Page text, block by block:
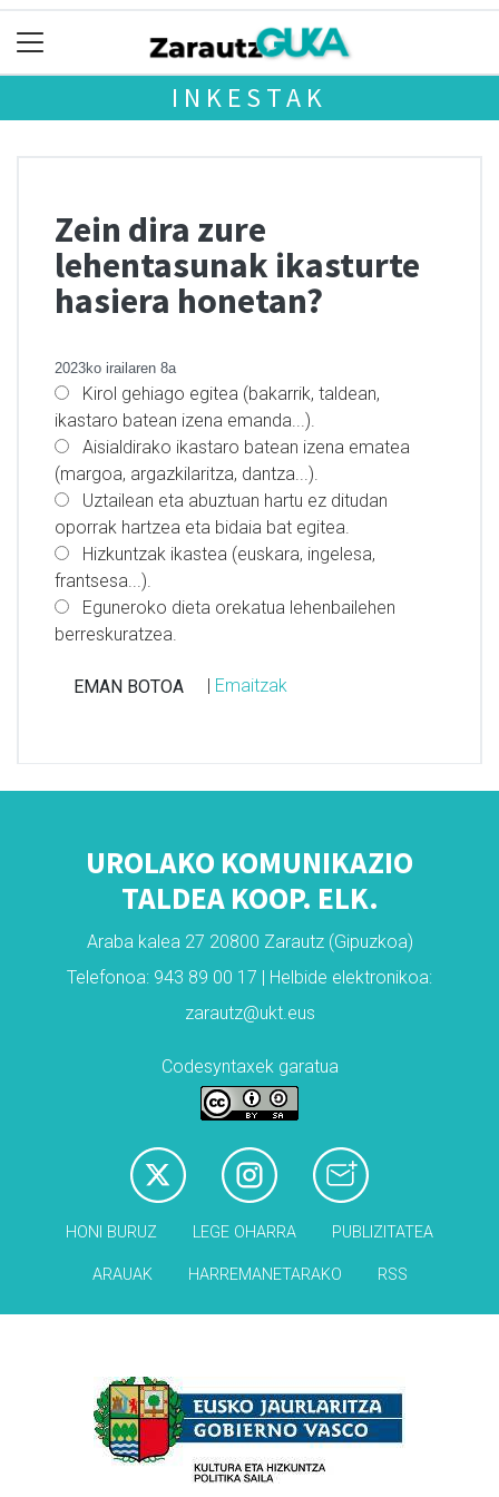
INKESTAK
Zein dira zure
lehentasunak ikasturte
hasiera honetan?
2023ko irailaren 8a
Kirol gehiago egitea (bakarrik, taldean,
ikastaro batean izena emanda...).
Aisialdirako ikastaro batean izena ematea
(margoa, argazkilaritza, dantza...).
Uztailean eta abuztuan hartu ez ditudan
oporrak hartzea eta bidaia bat egitea.
Hizkuntzak ikastea (euskara, ingelesa,
frantsesa...).
Eguneroko dieta orekatua lehenbailehen
berreskuratzea.
| Emaitzak
UROLAKO KOMUNIKAZIO
TALDEA KOOP. ELK.
Araba kalea 27 20800 Zarautz (Gipuzkoa)
Telefonoa: 943 89 00 17 | Helbide elektronikoa:
zarautz@ukt.eus
Codesyntaxek garatua
HONI BURUZ LEGE OHARRA PUBLIZITATEA
ARAUAK HARREMANETARAKO RSS